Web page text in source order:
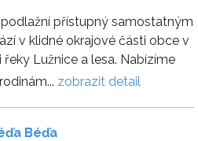
přístupný samostatným
v klidné okrajové části obce v
Lužnice a lesa. Nabízíme
zobrazit detail
Béďa